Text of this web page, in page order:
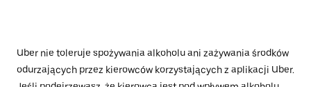
Uber nie toleruje spożywania alkoholu ani zażywania środków
odurzających przez kierowców korzystających z aplikacji Uber.